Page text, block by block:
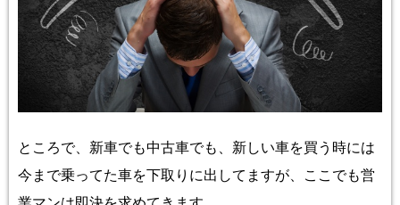
ところで、新車でも中古車でも、新しい車を買う時には
今まで乗ってた車を下取りに出してますが、ここでも営